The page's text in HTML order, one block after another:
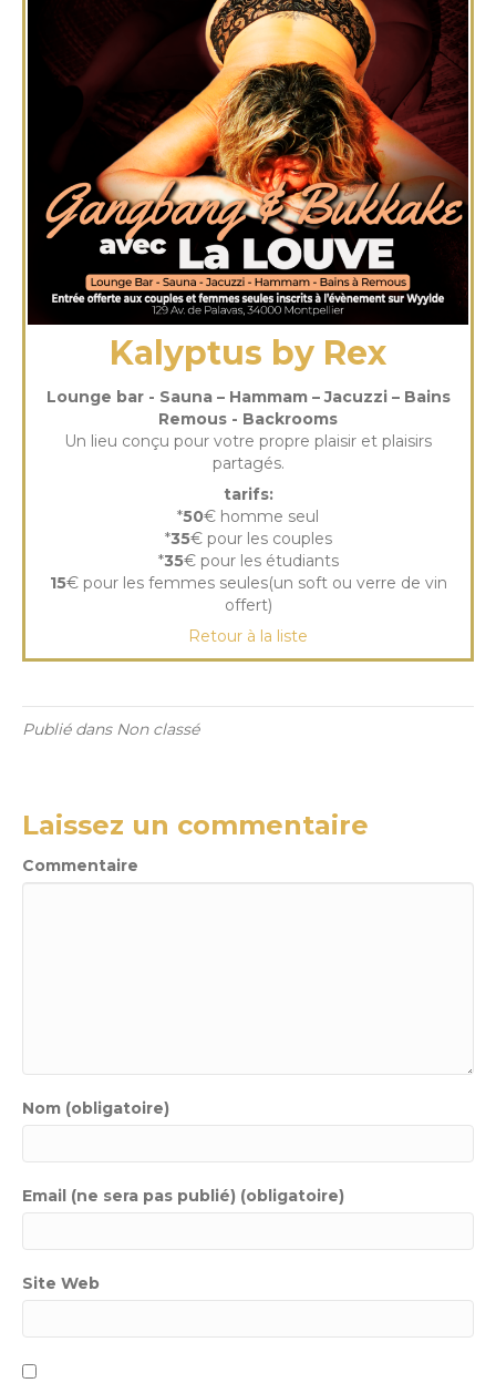
Kalyptus by Rex
Lounge bar - Sauna – Hammam – Jacuzzi – Bains
Remous - Backrooms
Un lieu conçu pour votre propre plaisir et plaisirs
partagés.
tarifs:
*50€ homme seul
*35€ pour les couples
*35€ pour les étudiants
15€ pour les femmes seules(un soft ou verre de vin
offert)
Retour à la liste
Publié dans Non classé
Laissez un commentaire
Commentaire
Nom (obligatoire)
Email (ne sera pas publié) (obligatoire)
Site Web